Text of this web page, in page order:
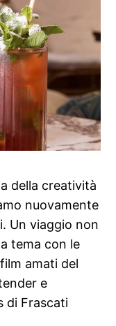
della creatività
nuovamente
Un viaggio non
tema con le
amati del
e
di Frascati